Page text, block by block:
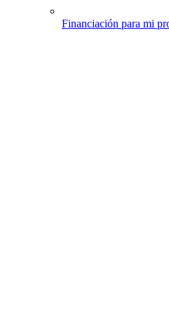
Financiación para mi